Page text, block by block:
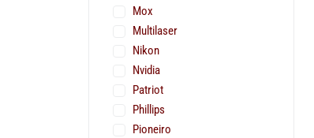
Mox
Multilaser
Nikon
Nvidia
Patriot
Phillips
Pioneiro